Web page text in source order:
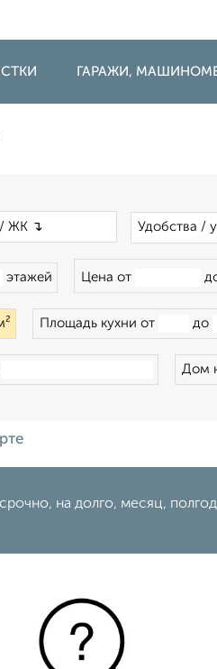
ГАРАЖИ,
Удобства /
этажей Цена от
Площадь кухни от до
Дом
на долго, месяц,